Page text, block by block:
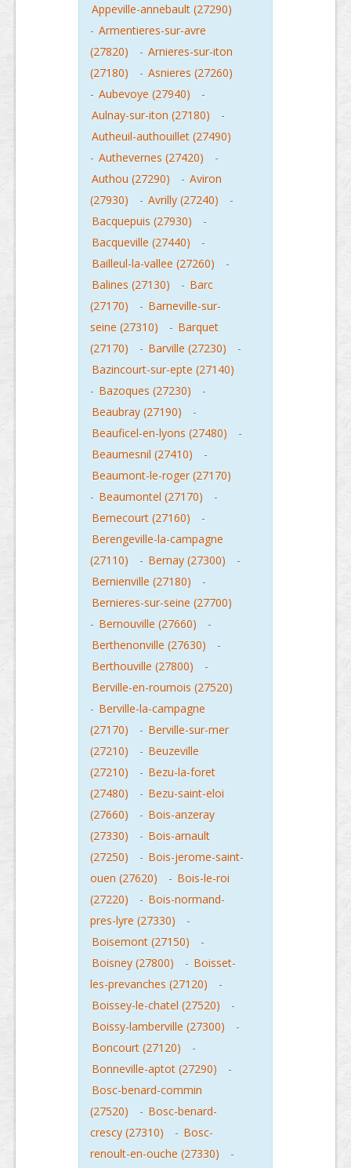
Appeville-annebault (27290)
- Armentieres-sur-avre
(27820)
- Arnieres-sur-iton
(27180)
- Asnieres (27260)
- Aubevoye (27940)
-
Aulnay-sur-iton (27180)
-
Autheuil-authouillet (27490)
- Authevernes (27420)
-
Authou (27290)
- Aviron
(27930)
- Avrilly (27240)
-
Bacquepuis (27930)
-
Bacqueville (27440)
-
Bailleul-la-vallee (27260)
-
Balines (27130)
- Barc
(27170)
- Barneville-sur-
seine (27310)
- Barquet
(27170)
- Barville (27230)
-
Bazincourt-sur-epte (27140)
- Bazoques (27230)
-
Beaubray (27190)
-
Beauficel-en-lyons (27480)
-
Beaumesnil (27410)
-
Beaumont-le-roger (27170)
- Beaumontel (27170)
-
Bemecourt (27160)
-
Berengeville-la-campagne
(27110)
- Bernay (27300)
-
Bernienville (27180)
-
Bernieres-sur-seine (27700)
- Bernouville (27660)
-
Berthenonville (27630)
-
Berthouville (27800)
-
Berville-en-roumois (27520)
- Berville-la-campagne
(27170)
- Berville-sur-mer
(27210)
- Beuzeville
(27210)
- Bezu-la-foret
(27480)
- Bezu-saint-eloi
(27660)
- Bois-anzeray
(27330)
- Bois-arnault
(27250)
- Bois-jerome-saint-
ouen (27620)
- Bois-le-roi
(27220)
- Bois-normand-
pres-lyre (27330)
-
Boisemont (27150)
-
Boisney (27800)
- Boisset-
les-prevanches (27120)
-
Boissey-le-chatel (27520)
-
Boissy-lamberville (27300)
-
Boncourt (27120)
-
Bonneville-aptot (27290)
-
Bosc-benard-commin
(27520)
- Bosc-benard-
crescy (27310)
- Bosc-
renoult-en-ouche (27330)
-